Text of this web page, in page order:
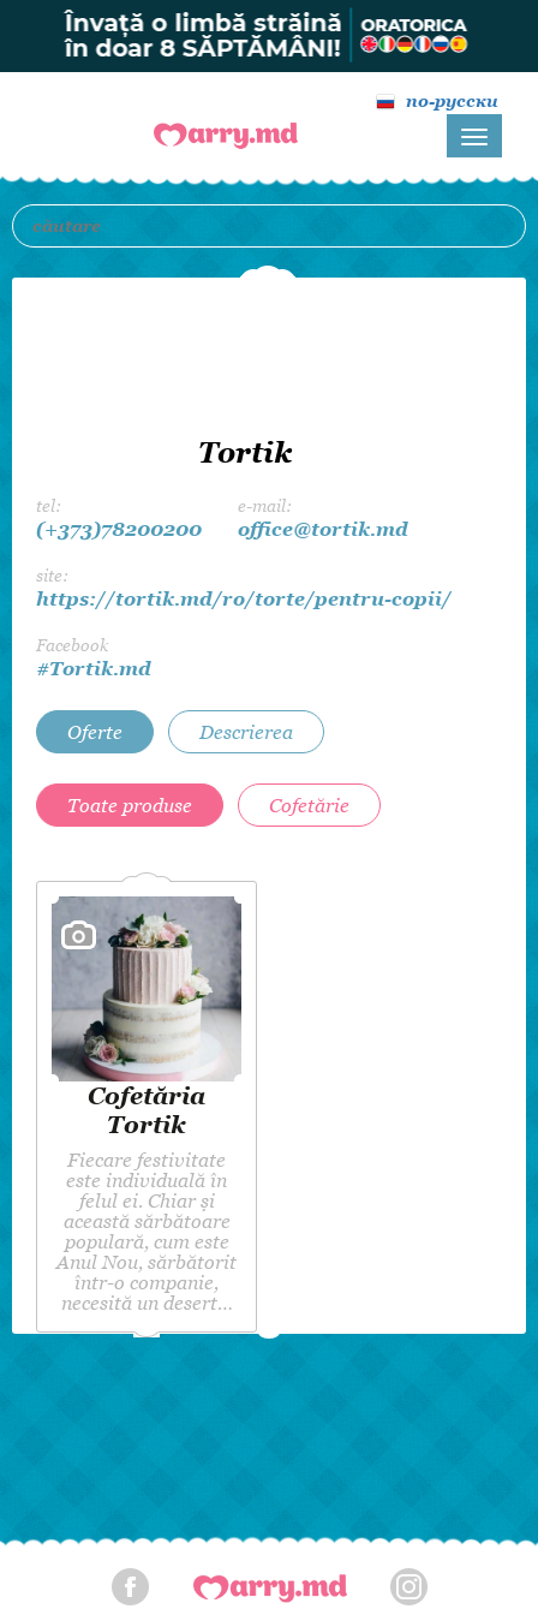
по-русски
Tortik
tel:
(+373)78200200
e-mail:
office@tortik.md
site:
https://tortik.md/ro/torte/pentru-copii/
Facebook
#Tortik.md
Oferte Descrierea
Toate produse Cofetărie
Cofetăria
Tortik
Fiecare festivitate
este individuală în
felul ei. Chiar și
această sărbătoare
populară, cum este
Anul Nou, sărbătorit
într-o companie,
necesită un desert…